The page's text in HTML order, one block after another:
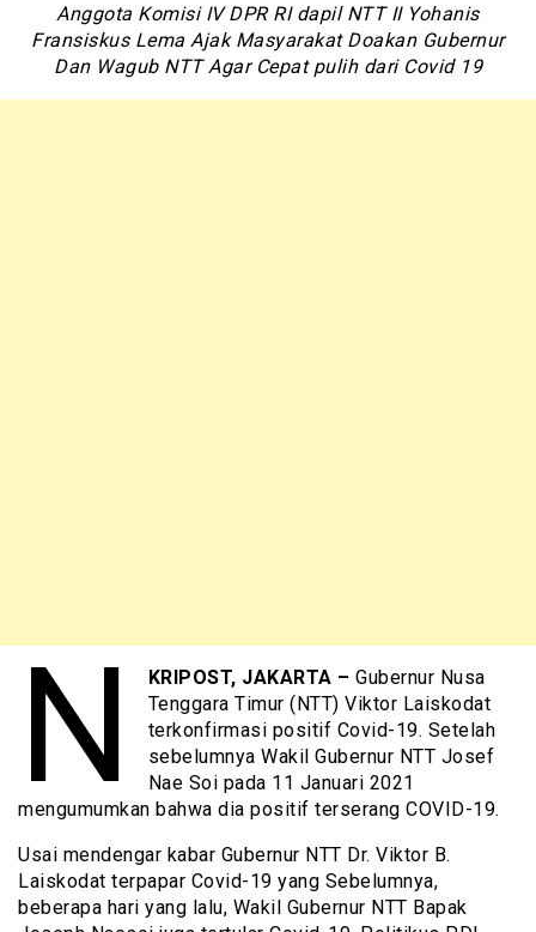
Anggota Komisi IV DPR RI dapil NTT II Yohanis
Fransiskus Lema Ajak Masyarakat Doakan Gubernur
Dan Wagub NTT Agar Cepat pulih dari Covid 19
N KRIPOST, JAKARTA – Gubernur Nusa
Tenggara Timur (NTT) Viktor Laiskodat
terkonfirmasi positif Covid-19. Setelah
sebelumnya Wakil Gubernur NTT Josef
Nae Soi pada 11 Januari 2021
mengumumkan bahwa dia positif terserang COVID-19.
Usai mendengar kabar Gubernur NTT Dr. Viktor B.
Laiskodat terpapar Covid-19 yang Sebelumnya,
beberapa hari yang lalu, Wakil Gubernur NTT Bapak